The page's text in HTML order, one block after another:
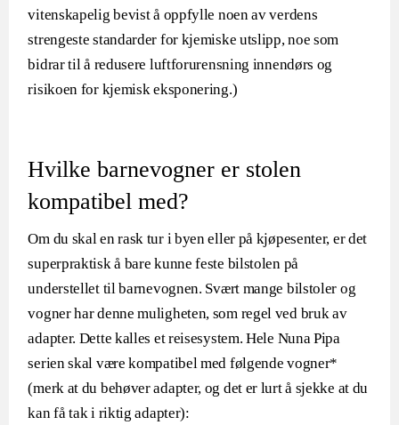
vitenskapelig bevist å oppfylle noen av verdens
strengeste standarder for kjemiske utslipp, noe som
bidrar til å redusere luftforurensning innendørs og
risikoen for kjemisk eksponering.)
Hvilke barnevogner er stolen
kompatibel med?
Om du skal en rask tur i byen eller på kjøpesenter, er det
superpraktisk å bare kunne feste bilstolen på
understellet til barnevognen. Svært mange bilstoler og
vogner har denne muligheten, som regel ved bruk av
adapter. Dette kalles et reisesystem. Hele Nuna Pipa
serien skal være kompatibel med følgende vogner*
(merk at du behøver adapter, og det er lurt å sjekke at du
kan få tak i riktig adapter):